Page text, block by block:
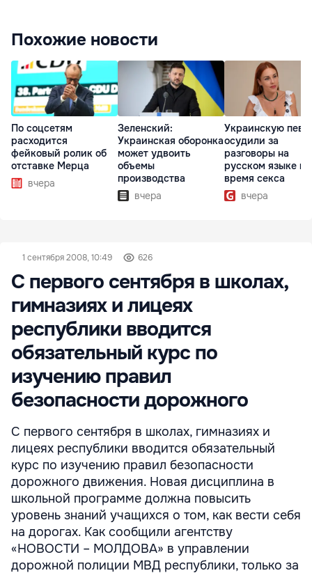
Похожие новости
По соцсетям
расходится
фейковый ролик об
отставке Мерца
вчера
Зеленский:
Украинская оборонка
может удвоить
объемы
производства
вчера
Украинскую
осудили за
разговоры на
русском языке во
время секса
вчера
1 сентября 2008, 10:49 626
С первого сентября в школах,
гимназиях и лицеях
республики вводится
обязательный курс по
изучению правил
безопасности дорожного
С первого сентября в школах, гимназиях и
лицеях республики вводится обязательный
курс по изучению правил безопасности
дорожного движения. Новая дисциплина в
школьной программе должна повысить
уровень знаний учащихся о том, как вести себя
на дорогах. Как сообщили агентству
«НОВОСТИ – МОЛДОВА» в управлении
дорожной полиции МВД республики, только за